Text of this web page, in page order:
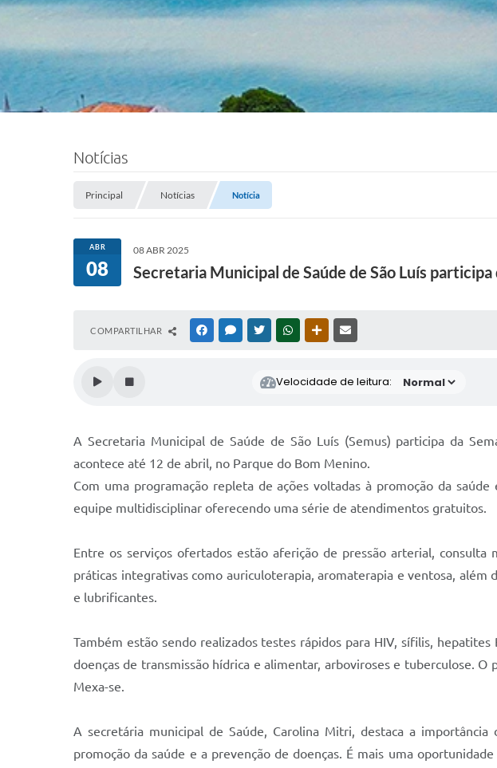
Notícias
Principal Notícias Notícia
ABR
08
08 ABR 2025
Secretaria Municipal de Saúde de São Luís
COMPARTILHAR FACEBOOKMESSENGER
TWITTERWHATSAPPOUTRAS MÍDIAS
Velocidade de leitura:
A Secretaria Municipal de Saúde de São Luís (Semus) participa da
acontece até 12 de abril, no Parque do Bom Menino.
Com uma programação repleta de ações voltadas à promoção da
equipe multidisciplinar oferecendo uma série de atendimentos gratuitos.
Entre os serviços ofertados estão aferição de pressão arterial,
práticas integrativas como auriculoterapia, aromaterapia e ventosa,
e lubrificantes.
Também estão sendo realizados testes rápidos para HIV, sífilis,
doenças de transmissão hídrica e alimentar, arboviroses e tuberculose.
Mexa-se.
A secretária municipal de Saúde, Carolina Mitri, destaca a
promoção da saúde e a prevenção de doenças. É mais uma